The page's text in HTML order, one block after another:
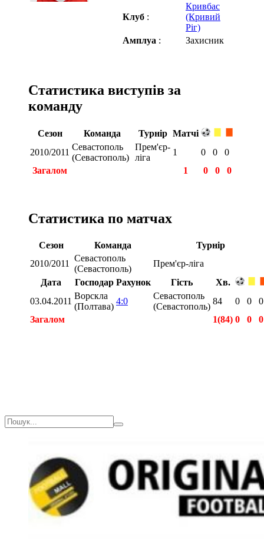
Клуб :
Кривбас
(Кривий
Ріг)
Амплуа : Захисник
Статистика виступів за
команду
Сезон Команда Турнір Матчі
2010/2011
Севастополь
(Севастополь)
Прем'єр-
ліга
1 0 0
0
Загалом
1 0 0 0
Статистика по матчах
Сезон Команда
Турнір
2010/2011
Севастополь
(Севастополь)
Прем'єр-ліга
Дата
Господар Рахунок Гість
Хв.
03.04.2011
Ворскла
(Полтава)
4:0
Севастополь
(Севастополь)
84 0 0
0
Загалом
1(84) 0 0
0